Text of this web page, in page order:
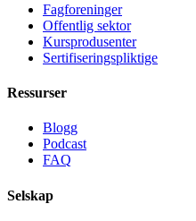
Fagforeninger
Offentlig sektor
Kursprodusenter
Sertifiseringspliktige
Ressurser
Blogg
Podcast
FAQ
Selskap